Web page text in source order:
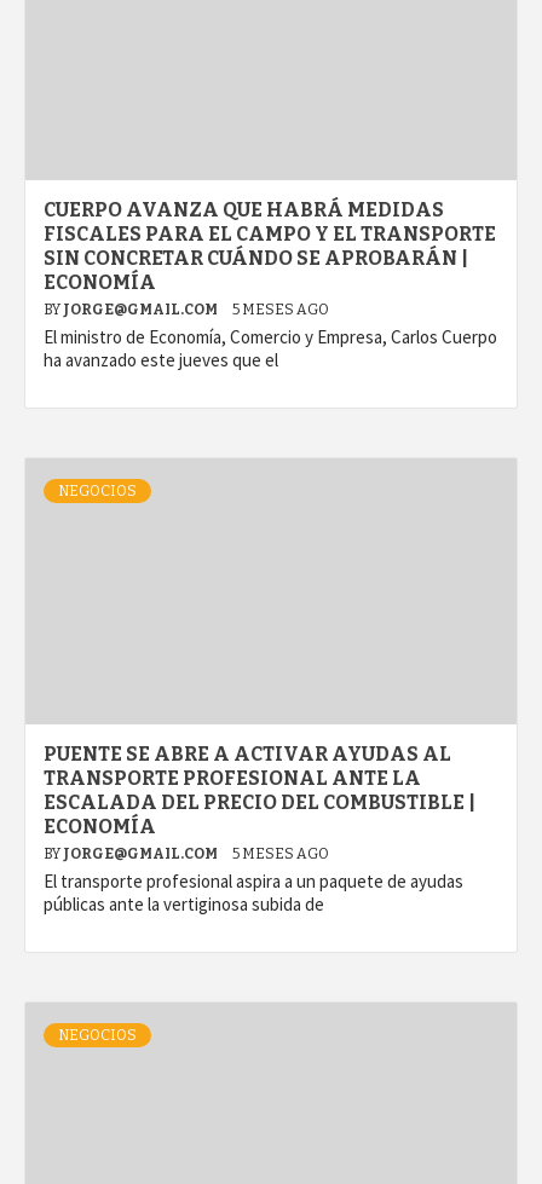
CUERPO AVANZA QUE HABRÁ MEDIDAS
FISCALES PARA EL CAMPO Y EL TRANSPORTE
SIN CONCRETAR CUÁNDO SE APROBARÁN |
ECONOMÍA
BY JORGE@GMAIL.COM 5 MESES AGO
El ministro de Economía, Comercio y Empresa, Carlos Cuerpo
ha avanzado este jueves que el
NEGOCIOS
PUENTE SE ABRE A ACTIVAR AYUDAS AL
TRANSPORTE PROFESIONAL ANTE LA
ESCALADA DEL PRECIO DEL COMBUSTIBLE |
ECONOMÍA
BY JORGE@GMAIL.COM 5 MESES AGO
El transporte profesional aspira a un paquete de ayudas
públicas ante la vertiginosa subida de
NEGOCIOS